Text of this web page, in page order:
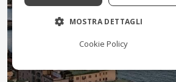
MOSTRA DETTAGLI
Cookie Policy